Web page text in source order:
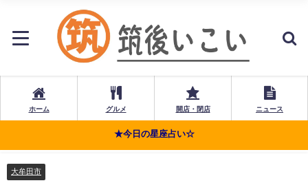
ホーム グルメ 開店・閉店 ニュース
★今日の星座占い☆
大牟田市